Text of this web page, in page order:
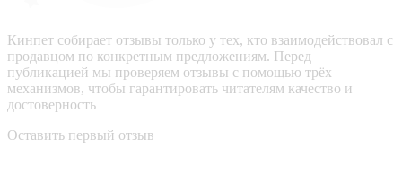
Кинпет собирает отзывы только у тех, кто взаимодействовал с
продавцом по конкретным предложениям. Перед
публикацией мы проверяем отзывы с помощью трёх
механизмов, чтобы гарантировать читателям качество и
достоверность
Оставить первый отзыв